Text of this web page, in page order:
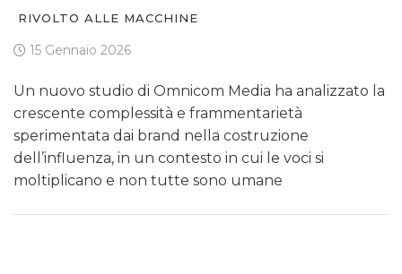
RIVOLTO ALLE MACCHINE
15 Gennaio 2026
Un nuovo studio di Omnicom Media ha analizzato la
crescente complessità e frammentarietà
sperimentata dai brand nella costruzione
dell’influenza, in un contesto in cui le voci si
moltiplicano e non tutte sono umane